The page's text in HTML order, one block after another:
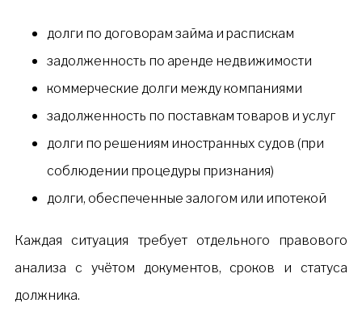
долги по договорам займа и распискам
задолженность по аренде недвижимости
коммерческие долги между компаниями
задолженность по поставкам товаров и услуг
долги по решениям иностранных судов (при
соблюдении процедуры признания)
долги, обеспеченные залогом или ипотекой
Каждая ситуация требует отдельного правового
анализа с учётом документов, сроков и статуса
должника.